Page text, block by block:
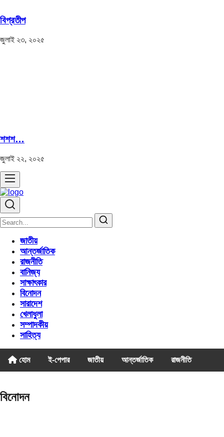
বিপ্রতীপ
জুলাই ২৩, ২০২৫
শশশ…
জুলাই ২২, ২০২৫
জাতীয়
আন্তর্জাতিক
রাজনীতি
বানিজ্য
সাক্ষাৎকার
বিনোদন
সারাদেশ
খেলাধুলা
সম্পাদকীয়
সাহিত্য
হোম ই-পেপার জাতীয় আন্তর্জাতিক রাজনীতি
বিনোদন